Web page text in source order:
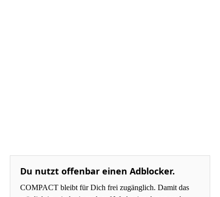
Du nutzt offenbar einen Adblocker.
COMPACT bleibt für Dich frei zugänglich. Damit das